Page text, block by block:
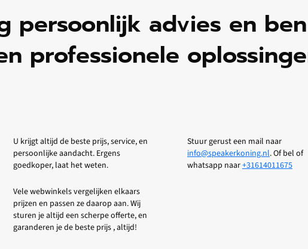
persoonlijk advies en
professionele
U krijgt altijd de beste prijs, service, en
persoonlijke aandacht. Ergens
goedkoper, laat het weten.
Vele webwinkels vergelijken elkaars
prijzen en passen ze daarop aan. Wij
sturen je altijd een scherpe offerte, en
garanderen je de beste prijs , altijd!
Stuur gerust een mail naar
info@speakerkoning.nl. Of bel of
whatsapp naar+31614011675